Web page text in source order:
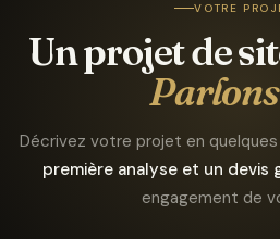
VOTRE
Un projet de
Décrivez votre projet en
première analyse et un devis
engagement de